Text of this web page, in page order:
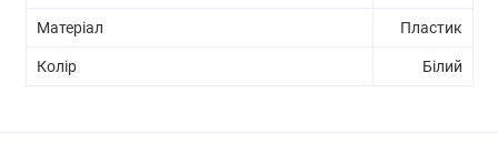
Матеріал Пластик
Колір Білий